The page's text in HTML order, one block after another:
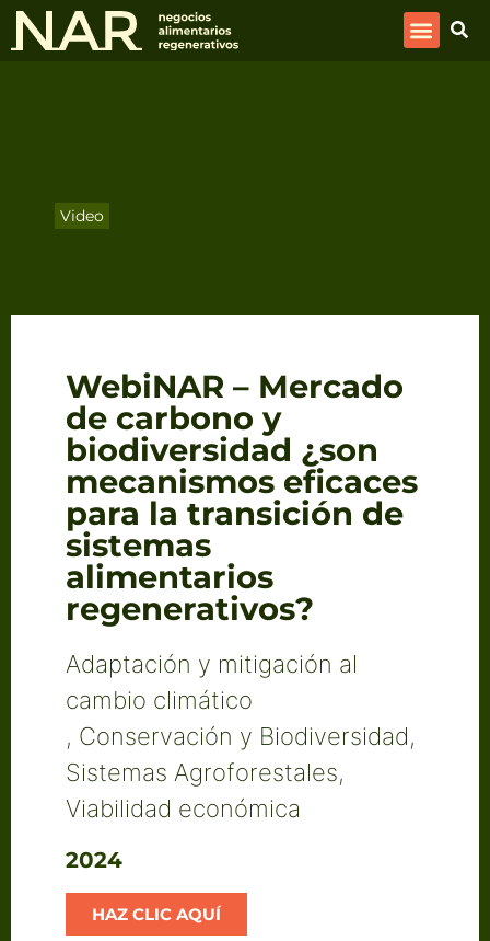
Video
WebiNAR – Mercado
de carbono y
biodiversidad ¿son
mecanismos eficaces
para la transición de
sistemas
alimentarios
regenerativos?
Adaptación y mitigación al
cambio climático
, Conservación y Biodiversidad,
Sistemas Agroforestales,
Viabilidad económica
2024
HAZ CLIC AQUÍ